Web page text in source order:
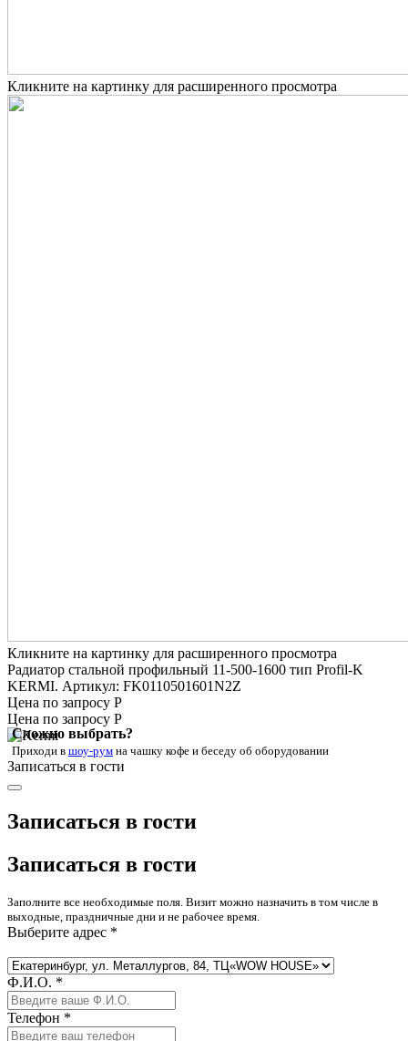
Кликните на картинку для расширенного просмотра
Кликните на картинку для расширенного просмотра
Радиатор стальной профильный 11-500-1600 тип Profil-K
KERMI. Артикул: FK0110501601N2Z
Цена по запросу Р
Цена по запросу Р
Сложно выбрать?
Приходи в шоу-рум на чашку кофе и беседу об оборудовании
Записаться в гости
Записаться в гости
Записаться в гости
Заполните все необходимые поля. Визит можно назначить в том числе в
выходные, праздничные дни и не рабочее время.
Выберите адрес *
Ф.И.О. *
Телефон *